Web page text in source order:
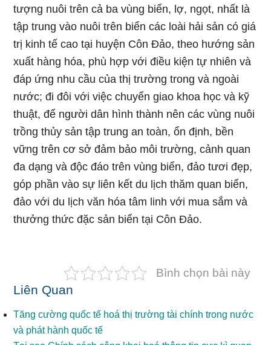
tượng nuôi trên cả ba vùng biển, lợ, ngọt, nhất là
tập trung vào nuôi trên biển các loài hải sản có giá
trị kinh tế cao tại huyện Côn Đảo, theo hướng sản
xuất hàng hóa, phù hợp với điều kiện tự nhiên và
đáp ứng nhu cầu của thị trường trong và ngoài
nước; đi đôi với việc chuyển giao khoa học và kỹ
thuật, để người dân hình thành nên các vùng nuôi
trồng thủy sản tập trung an toàn, ổn định, bền
vững trên cơ sở đảm bảo môi trường, cảnh quan
đa dạng và độc đáo trên vùng biển, đảo tươi đẹp,
góp phần vào sự liên kết du lịch thăm quan biển,
đảo với du lịch văn hóa tâm linh với mua sắm và
thưởng thức đặc sản biển tại Côn Đảo.
Bình chọn bài này
Liên Quan
Tăng cường quốc tế hoá thị trường tài chính trong nước
và phát hành quốc tế